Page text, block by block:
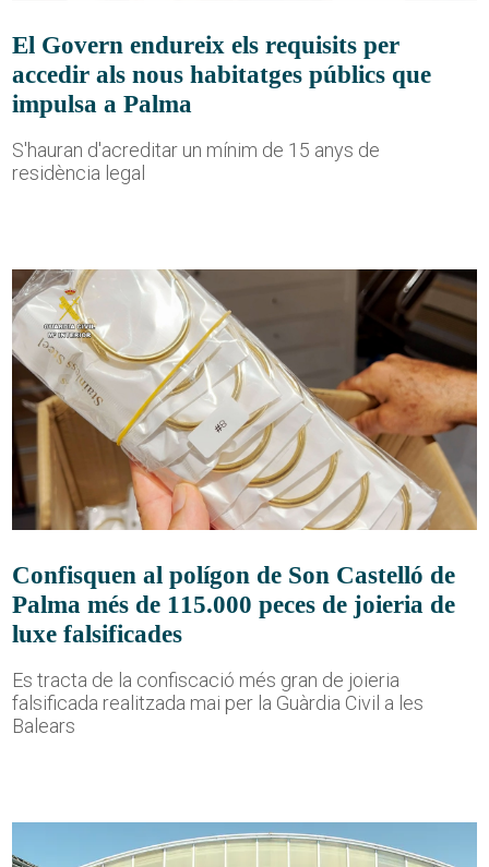
El Govern endureix els requisits per
accedir als nous habitatges públics que
impulsa a Palma
S'hauran d'acreditar un mínim de 15 anys de
residència legal
Confisquen al polígon de Son Castelló de
Palma més de 115.000 peces de joieria de
luxe falsificades
Es tracta de la confiscació més gran de joieria
falsificada realitzada mai per la Guàrdia Civil a les
Balears